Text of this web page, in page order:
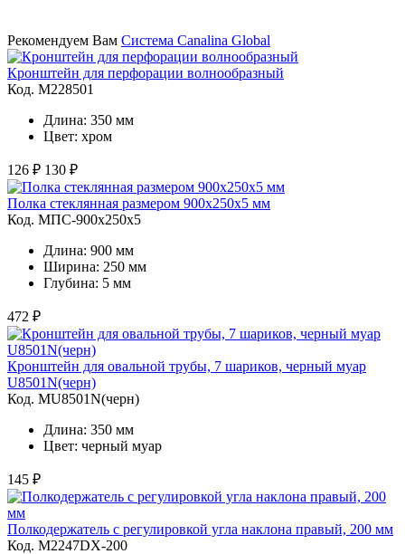
Рекомендуем Вам Система Canalina Global
Кронштейн для перфорации волнообразный
Код. M228501
Длина: 350 мм
Цвет: хром
126 ₽ 130 ₽
Полка стеклянная размером 900х250х5 мм
Код. MПС-900х250х5
Длина: 900 мм
Ширина: 250 мм
Глубина: 5 мм
472 ₽
Кронштейн для овальной трубы, 7 шариков, черный муар
U8501N(черн)
Код. MU8501N(черн)
Длина: 350 мм
Цвет: черный муар
145 ₽
Полкодержатель с регулировкой угла наклона правый, 200 мм
Код. M2247DX-200